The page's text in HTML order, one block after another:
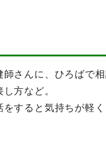
さんに、ひろばで相
方など。
すると気持ちが軽